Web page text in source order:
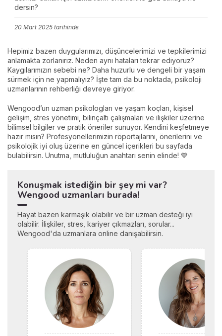
dersin?
20 Mart 2025 tarihinde
Hepimiz bazen duygularımızı, düşüncelerimizi ve tepkilerimizi
anlamakta zorlanırız. Neden aynı hataları tekrar ediyoruz?
Kaygılarımızın sebebi ne? Daha huzurlu ve dengeli bir yaşam
sürmek için ne yapmalıyız? İşte tam da bu noktada, psikoloji
uzmanlarının rehberliği devreye giriyor.
Wengood’un uzman psikologları ve yaşam koçları, kişisel
gelişim, stres yönetimi, bilinçaltı çalışmaları ve ilişkiler üzerine
bilimsel bilgiler ve pratik öneriler sunuyor. Kendini keşfetmeye
hazır mısın? Profesyonellerimizin röportajlarını, önerilerini ve
psikolojik iyi oluş üzerine en güncel içerikleri bu sayfada
bulabilirsin. Unutma, mutluluğun anahtarı senin elinde! 💙
Konuşmak istediğin bir şey mi var?
Wengood uzmanları burada!
Hayat bazen karmaşık olabilir ve bir uzman desteği iyi
olabilir. İlişkiler, stres, kariyer çıkmazları, sorular...
Wengood'da uzmanlara online danışabilirsin.